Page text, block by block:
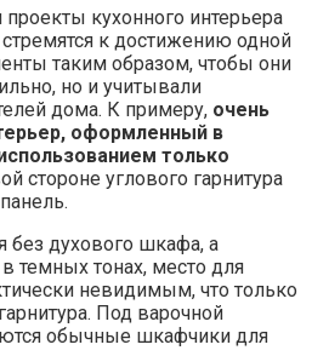
кухонного интерьера
к достижению одной
таким образом, чтобы они
но и учитывали
дома. К примеру, очень
оформленный в
только
стороне углового гарнитура
без духового шкафа, а
темных тонах, место для
невидимым, что только
Под варочной
обычные шкафчики для